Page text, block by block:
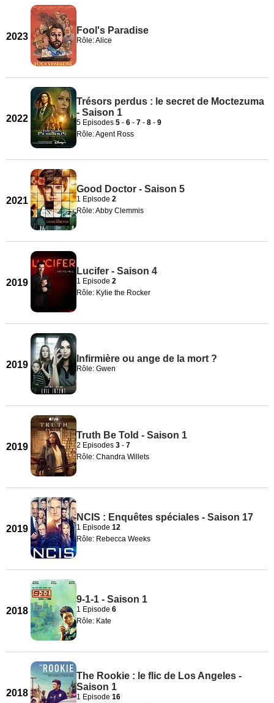
2023
Fool's Paradise
Rôle: Alice
2022
Trésors perdus : le secret de Moctezuma
- Saison 1
5 Episodes 5 - 6 - 7 - 8 - 9
Rôle: Agent Ross
2021
Good Doctor - Saison 5
1 Episode 2
Rôle: Abby Clemmis
2019
Lucifer - Saison 4
1 Episode 2
Rôle: Kylie the Rocker
2019
Infirmière ou ange de la mort ?
Rôle: Gwen
2019
Truth Be Told - Saison 1
2 Episodes 3 - 7
Rôle: Chandra Willets
2019
NCIS : Enquêtes spéciales - Saison 17
1 Episode 12
Rôle: Rebecca Weeks
2018
9-1-1 - Saison 1
1 Episode 6
Rôle: Kate
2018
The Rookie : le flic de Los Angeles -
Saison 1
1 Episode 16